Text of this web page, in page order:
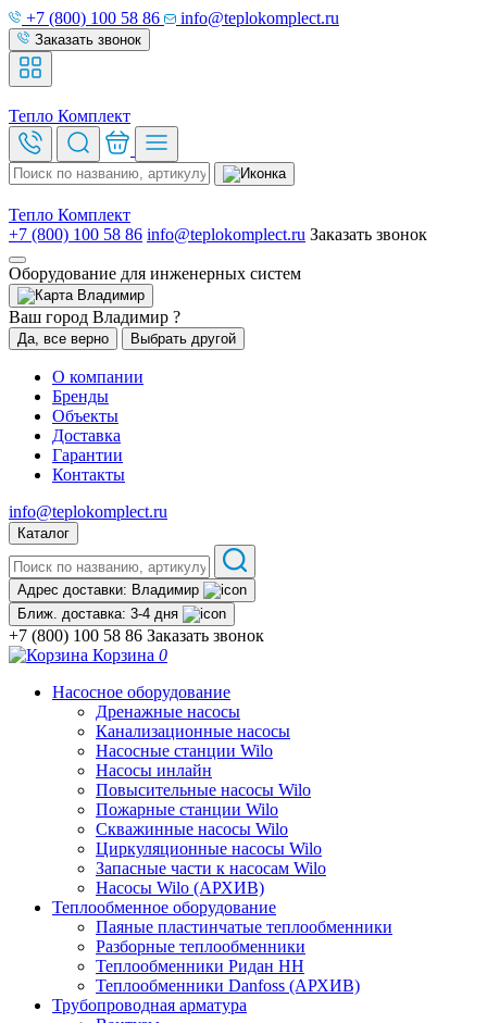
+7 (800) 100 58 86 info@teplokomplect.ru
Заказать звонок
Тепло Комплект
Тепло Комплект
+7 (800) 100 58 86 info@teplokomplect.ru Заказать звонок
Оборудование для инженерных систем
Владимир
Ваш город Владимир ?
Да, все верно Выбрать другой
О компании
Бренды
Объекты
Доставка
Гарантии
Контакты
info@teplokomplect.ru
Каталог
Адрес доставки: Владимир
Ближ. доставка: 3-4 дня
+7 (800) 100 58 86 Заказать звонок
Корзина 0
Насосное оборудование
Дренажные насосы
Канализационные насосы
Насосные станции Wilo
Насосы инлайн
Повысительные насосы Wilo
Пожарные станции Wilo
Скважинные насосы Wilo
Циркуляционные насосы Wilo
Запасные части к насосам Wilo
Насосы Wilo (АРХИВ)
Теплообменное оборудование
Паяные пластинчатые теплообменники
Разборные теплообменники
Теплообменники Ридан НН
Теплообменники Danfoss (АРХИВ)
Трубопроводная арматура